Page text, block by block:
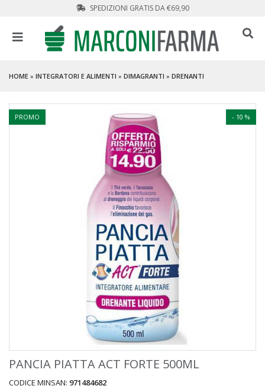
SPEDIZIONI GRATIS DA €69,90
HOME » INTEGRATORI E ALIMENTI » DIMAGRANTI » DRENANTI
- 10 %
PROMO
PANCIA PIATTA ACT FORTE 500ML
CODICE MINSAN: 971484682